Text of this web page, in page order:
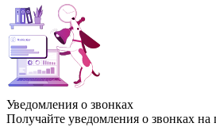
Уведомления о звонках
Получайте уведомления о звонках